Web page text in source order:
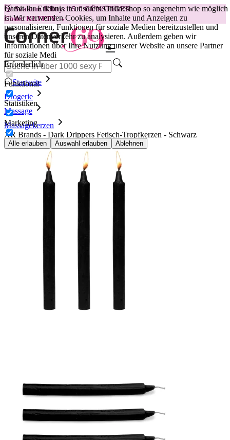
Damit Ihr Erlebnis in unserem Onlineshop so angenehm wie möglich
ist.Wir verwenden Cookies, um Inhalte und Anzeigen zu
personalisieren, Funktionen für soziale Medien bereitzustellen und
unseren Datenverkehr zu analysieren. Außerdem geben wir
Informationen über Ihre Nutzung unserer Website an unsere Partner
für soziale Medi
Erforderlich
Funktional
Statistiken
Marketing
Alle erlauben Auswahl erlauben Ablehnen
😽Svakom Klitty: 15 € GÜNSTIGER
Code: KLITTY →
Startseite
Drogerie
Massage
Massagekerzen
XR Brands - Dark Drippers Fetisch-Tropfkerzen - Schwarz